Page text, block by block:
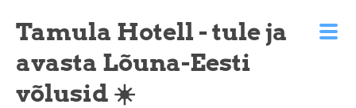
Tamula Hotell - tule ja
avasta Lõuna-Eesti
võlusid ☀️